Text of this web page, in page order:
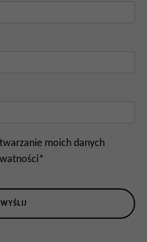
moich danych
*
WYŚLIJ